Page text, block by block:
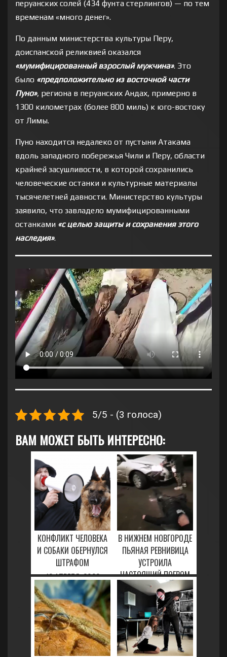
перуанских солей (434 фунта стерлингов) — по тем
временам «много денег».
По данным министерства культуры Перу,
доиспанской реликвией оказался
«мумифицированный взрослый мужчина». Это
было «предположительно из восточной части
Пуно», региона в перуанских Андах, примерно в
1300 километрах (более 800 миль) к юго-востоку
от Лимы.
Пуно находится недалеко от пустыни Атакама
вдоль западного побережья Чили и Перу, области
крайней засушливости, в которой сохранились
человеческие останки и культурные материалы
тысячелетней давности. Министерство культуры
заявило, что завладело мумифицированными
останками «с целью защиты и сохранения этого
наследия».
5/5 - (3 голоса)
ВАМ МОЖЕТ БЫТЬ ИНТЕРЕСНО:
КОНФЛИКТ ЧЕЛОВЕКА
И СОБАКИ ОБЕРНУЛСЯ
ШТРАФОМ
13 АПРЕЛЯ, 2023
В НИЖНЕМ НОВГОРОДЕ
ПЬЯНАЯ РЕВНИВИЦА
УСТРОИЛА
НАСТОЯЩИЙ ПОГРОМ
2 ФЕВРАЛЯ, 2023